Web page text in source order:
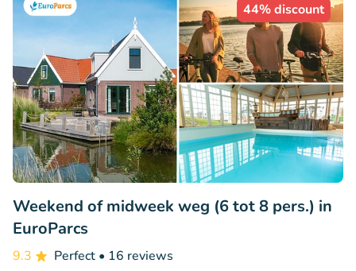
44% discount
Weekend of midweek weg (6 tot 8 pers.) in
EuroParcs
9.3 Perfect • 16 reviews